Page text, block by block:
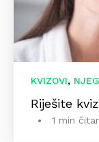
KVIZOVI,
Riješite
1 min